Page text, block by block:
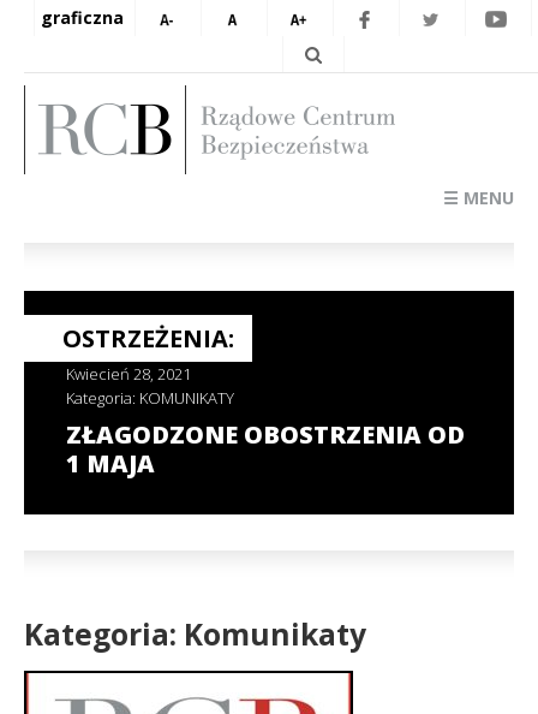
graficzna
☰ MENU
OSTRZEŻENIA:
Kwiecień 28, 2021
Kategoria: KOMUNIKATY
ZŁAGODZONE OBOSTRZENIA OD
1 MAJA
Kategoria: Komunikaty